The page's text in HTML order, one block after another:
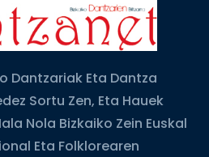
Dantzariak Eta Dantza
Sortu Zen, Eta Hauek
Nola Bizkaiko Zein Euskal
Eta Folklorearen